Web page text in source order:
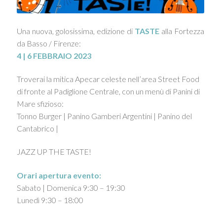
Una nuova, golosissima, edizione di TASTE alla Fortezza
da Basso / Firenze:
4 | 6 FEBBRAIO 2023
Troverai la mitica Apecar celeste nell’area Street Food
di fronte al Padiglione Centrale, con un menù di Panini di
Mare sfizioso:
Tonno Burger | Panino Gamberi Argentini | Panino del
Cantabrico |
JAZZ UP THE TASTE!
Orari apertura evento:
Sabato | Domenica 9:30 – 19:30
Lunedì 9:30 – 18:00